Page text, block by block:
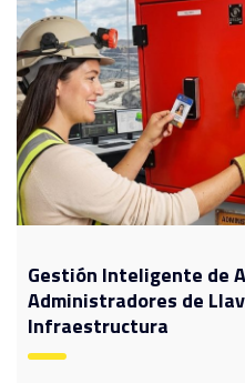
Gestión Inteligente de
Administradores de
Infraestructura